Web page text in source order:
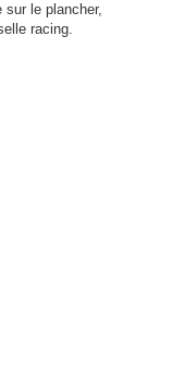
le plancher,
racing.